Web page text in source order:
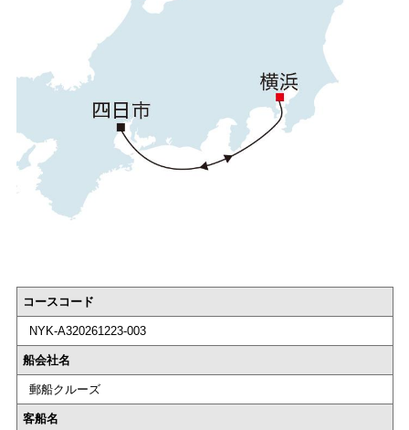
コースコード
NYK-A320261223-003
船会社名
郵船クルーズ
客船名